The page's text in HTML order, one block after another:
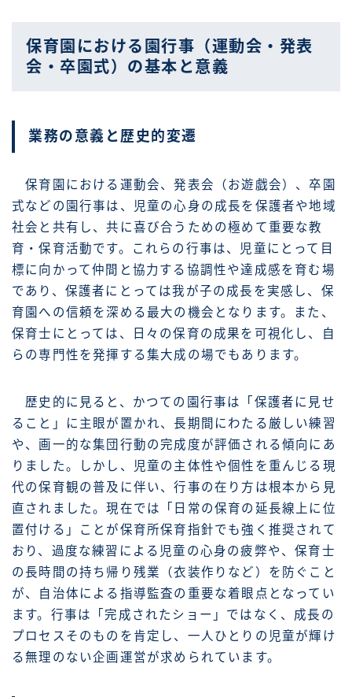
保育園における園行事（運動会・発表
会・卒園式）の基本と意義
業務の意義と歴史的変遷
保育園における運動会、発表会（お遊戯会）、卒園
式などの園行事は、児童の心身の成長を保護者や地域
社会と共有し、共に喜び合うための極めて重要な教
育・保育活動です。これらの行事は、児童にとって目
標に向かって仲間と協力する協調性や達成感を育む場
であり、保護者にとっては我が子の成長を実感し、保
育園への信頼を深める最大の機会となります。また、
保育士にとっては、日々の保育の成果を可視化し、自
らの専門性を発揮する集大成の場でもあります。
歴史的に見ると、かつての園行事は「保護者に見せ
ること」に主眼が置かれ、長期間にわたる厳しい練習
や、画一的な集団行動の完成度が評価される傾向にあ
りました。しかし、児童の主体性や個性を重んじる現
代の保育観の普及に伴い、行事の在り方は根本から見
直されました。現在では「日常の保育の延長線上に位
置付ける」ことが保育所保育指針でも強く推奨されて
おり、過度な練習による児童の心身の疲弊や、保育士
の長時間の持ち帰り残業（衣装作りなど）を防ぐこと
が、自治体による指導監査の重要な着眼点となってい
ます。行事は「完成されたショー」ではなく、成長の
プロセスそのものを肯定し、一人ひとりの児童が輝け
る無理のない企画運営が求められています。